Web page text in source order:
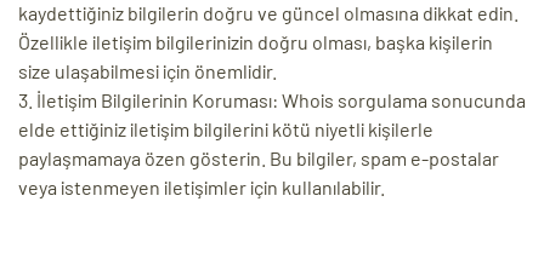
kaydettiğiniz bilgilerin doğru ve güncel olmasına dikkat edin.
Özellikle iletişim bilgilerinizin doğru olması, başka kişilerin
size ulaşabilmesi için önemlidir.
İletişim Bilgilerinin Koruması: Whois sorgulama sonucunda
elde ettiğiniz iletişim bilgilerini kötü niyetli kişilerle
paylaşmamaya özen gösterin. Bu bilgiler, spam e-postalar
veya istenmeyen iletişimler için kullanılabilir.